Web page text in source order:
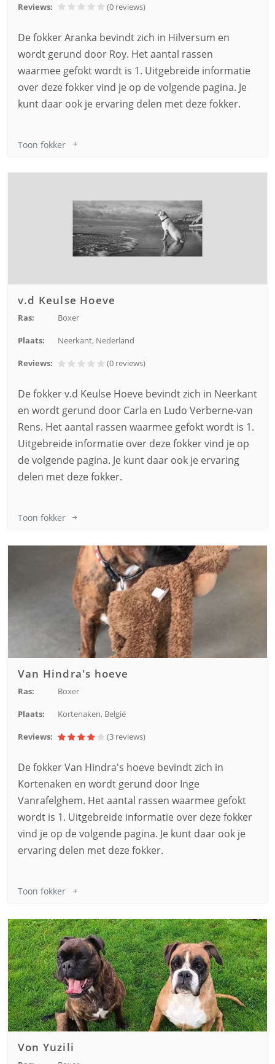
Reviews: (0 reviews)
De fokker Aranka bevindt zich in Hilversum en
wordt gerund door Roy. Het aantal rassen
waarmee gefokt wordt is 1. Uitgebreide informatie
over deze fokker vind je op de volgende pagina. Je
kunt daar ook je ervaring delen met deze fokker.
Toon fokker
v.d Keulse Hoeve
Ras: Boxer
Plaats: Neerkant, Nederland
Reviews: (0 reviews)
De fokker v.d Keulse Hoeve bevindt zich in Neerkant
en wordt gerund door Carla en Ludo Verberne-van
Rens. Het aantal rassen waarmee gefokt wordt is 1.
Uitgebreide informatie over deze fokker vind je op
de volgende pagina. Je kunt daar ook je ervaring
delen met deze fokker.
Toon fokker
Van Hindra's hoeve
Ras: Boxer
Plaats: Kortenaken, België
Reviews: (3 reviews)
De fokker Van Hindra's hoeve bevindt zich in
Kortenaken en wordt gerund door Inge
Vanrafelghem. Het aantal rassen waarmee gefokt
wordt is 1. Uitgebreide informatie over deze fokker
vind je op de volgende pagina. Je kunt daar ook je
ervaring delen met deze fokker.
Toon fokker
Von Yuzili